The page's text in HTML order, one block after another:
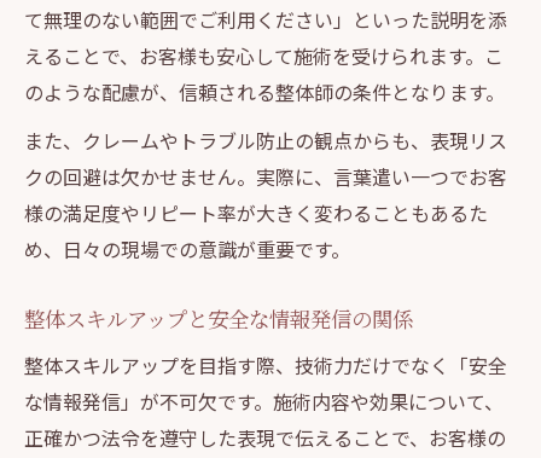
て無理のない範囲でご利用ください」といった説明を添
えることで、お客様も安心して施術を受けられます。こ
のような配慮が、信頼される整体師の条件となります。
また、クレームやトラブル防止の観点からも、表現リス
クの回避は欠かせません。実際に、言葉遣い一つでお客
様の満足度やリピート率が大きく変わることもあるた
め、日々の現場での意識が重要です。
整体スキルアップと安全な情報発信の関係
整体スキルアップを目指す際、技術力だけでなく「安全
な情報発信」が不可欠です。施術内容や効果について、
正確かつ法令を遵守した表現で伝えることで、お客様の